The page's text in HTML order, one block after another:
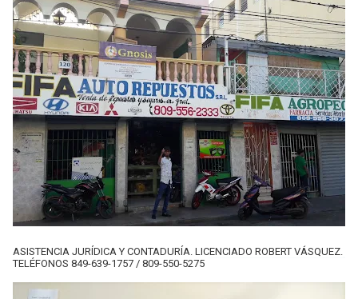
ASISTENCIA JURÍDICA Y CONTADURÍA. LICENCIADO ROBERT VÁSQUEZ.
TELÉFONOS 849-639-1757 / 809-550-5275